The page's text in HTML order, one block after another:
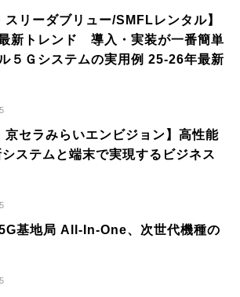
スリーダブリュー/SMFLレンタル】
新トレンド 導入・実装が一番簡単
５Ｇシステムの実用例 25-26年最新
京セラみらいエンビジョン】高性能
ステムと端末で実現するビジネス
基地局 All-In-One、次世代機種の